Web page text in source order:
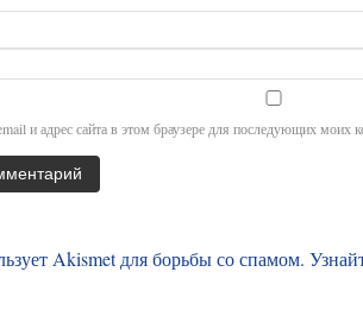
и адрес сайта в этом браузере для последующих моих
Akismet для борьбы со спамом.